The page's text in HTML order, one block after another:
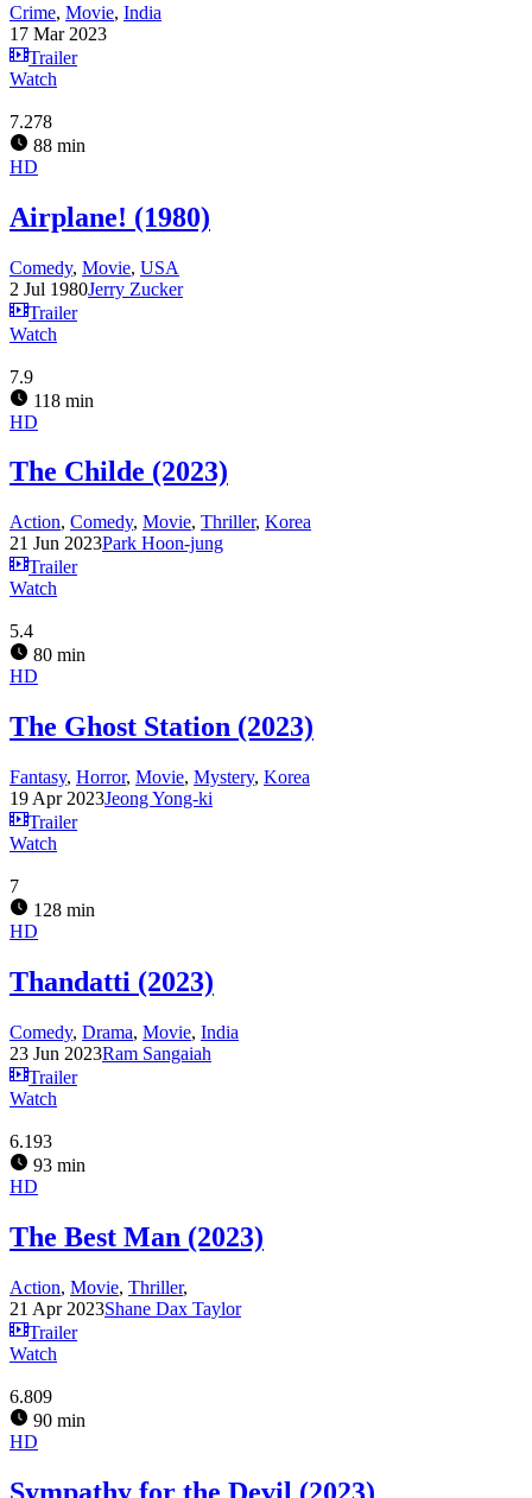
Crime, Movie, India
17 Mar 2023
Trailer
Watch
7.278
88 min
HD
Airplane! (1980)
Comedy, Movie, USA
2 Jul 1980Jerry Zucker
Trailer
Watch
7.9
118 min
HD
The Childe (2023)
Action, Comedy, Movie, Thriller, Korea
21 Jun 2023Park Hoon-jung
Trailer
Watch
5.4
80 min
HD
The Ghost Station (2023)
Fantasy, Horror, Movie, Mystery, Korea
19 Apr 2023Jeong Yong-ki
Trailer
Watch
7
128 min
HD
Thandatti (2023)
Comedy, Drama, Movie, India
23 Jun 2023Ram Sangaiah
Trailer
Watch
6.193
93 min
HD
The Best Man (2023)
Action, Movie, Thriller,
21 Apr 2023Shane Dax Taylor
Trailer
Watch
6.809
90 min
HD
Sympathy for the Devil (2023)